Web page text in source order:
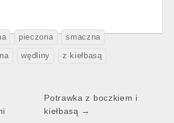
pieczona smaczna
wędliny z kiełbasą
Potrawka z boczkiem i
kiełbasą →